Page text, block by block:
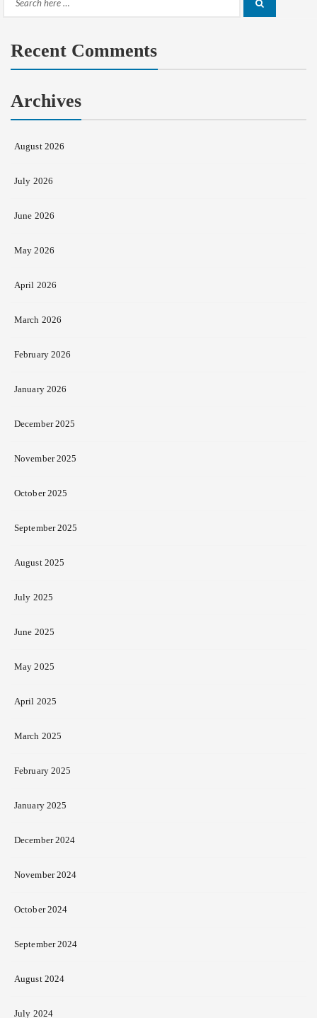
Search
Recent Comments
Archives
August 2026
July 2026
June 2026
May 2026
April 2026
March 2026
February 2026
January 2026
December 2025
November 2025
October 2025
September 2025
August 2025
July 2025
June 2025
May 2025
April 2025
March 2025
February 2025
January 2025
December 2024
November 2024
October 2024
September 2024
August 2024
July 2024